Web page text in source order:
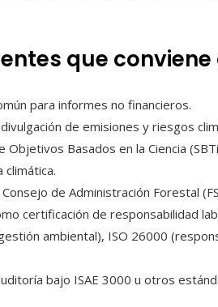
que
para informes no financieros.
de emisiones y riesgos
Objetivos Basados en la Ciencia
climática.
de Administración Forestal
certificación de responsabilidad
ambiental), ISO 26000
bajo ISAE 3000 u otros